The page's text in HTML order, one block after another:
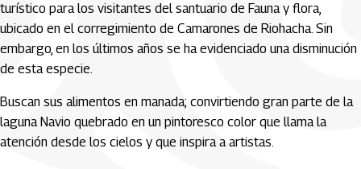
turístico para los visitantes del santuario de Fauna y flora,
ubicado en el corregimiento de Camarones de Riohacha. Sin
embargo, en los últimos años se ha evidenciado una disminución
de esta especie.
Buscan sus alimentos en manada; convirtiendo gran parte de la
laguna Navio quebrado en un pintoresco color que llama la
atención desde los cielos y que inspira a artistas.